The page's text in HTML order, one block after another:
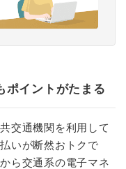
ポイントがたまる
交通機関を利用して
いが断然おトクで
ら交通系の電子マネ